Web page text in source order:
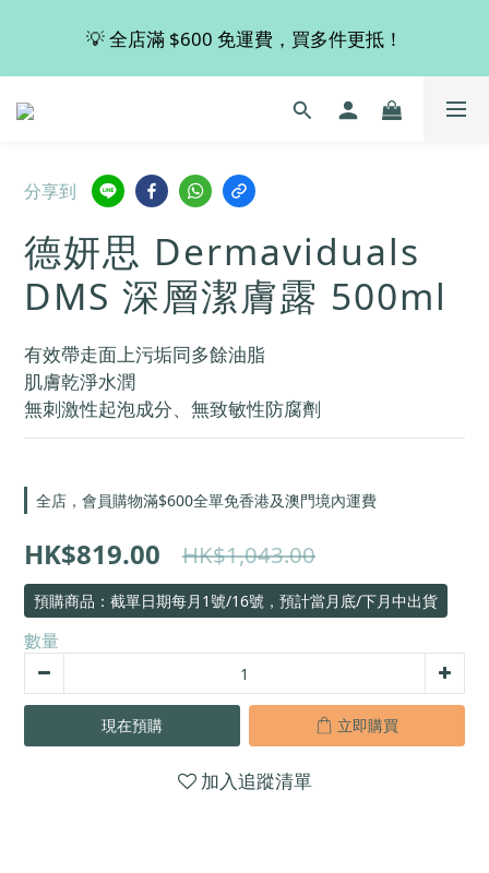
💡 全店滿 $600 免運費，買多件更抵！
💡 全店滿 $600 免運費，買多件更抵！
🚚 購買 德國 Viscontour 指定產品👉🏻即享有8折優惠！
📢📢📢 Miss Fabulous 8月暫停德國代購服務，於9月
回復正常。
💡 全店滿 $600 免運費，買多件更抵！
分享到
德妍思 Dermaviduals
DMS 深層潔膚露 500ml
有效帶走面上污垢同多餘油脂
肌膚乾淨水潤
無刺激性起泡成分、無致敏性防腐劑
全店，會員購物滿$600全單免香港及澳門境內運費
HK$819.00 HK$1,043.00
預購商品：截單日期每月1號/16號，預計當月底/下月中出貨
數量
現在預購 立即購買
加入追蹤清單